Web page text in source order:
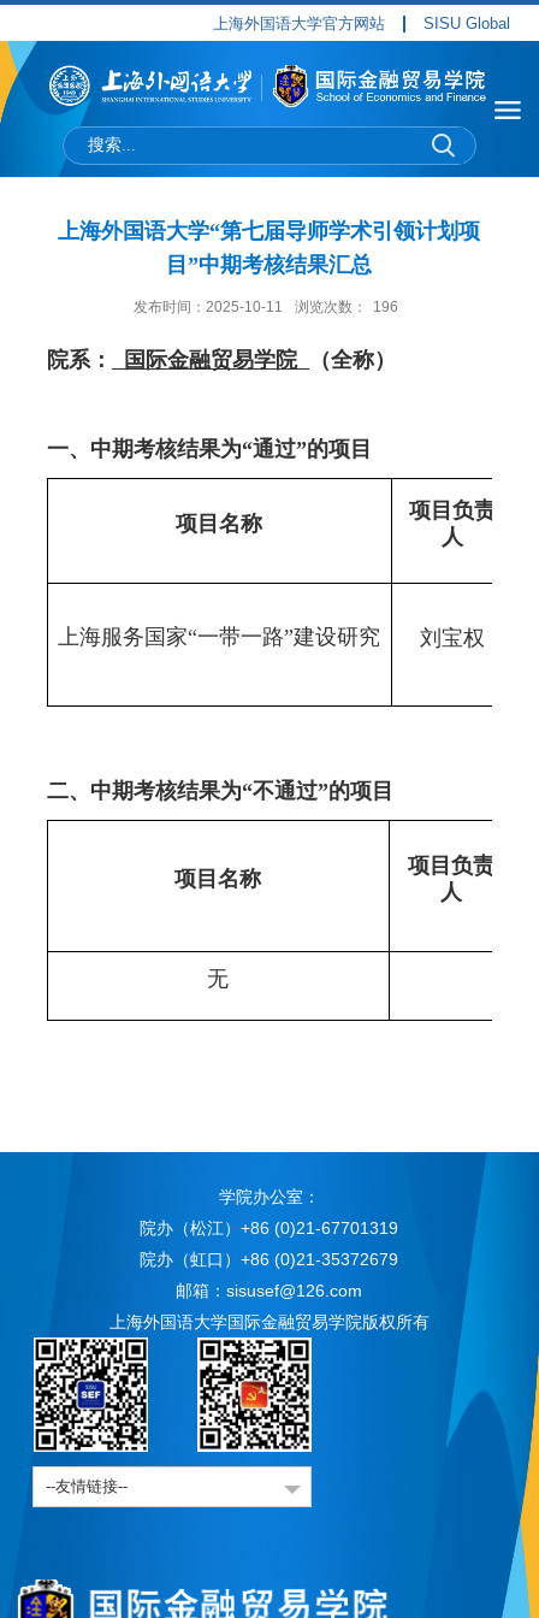
上海外国语大学官方网站 SISU Global
上海外国语大学“第七届导师学术引领计划项
目”中期考核结果汇总
发布时间：2025-10-11 浏览次数： 196
院系： 国际金融贸易学院 （全称）
一、 中期考核结果为“通过”的项目
项目名称
项目负责
人
上海服务国家“一带一路”建设研究 刘宝权
二、 中期考核结果为“不通过”的项目
项目名称
项目 负责
人
无
学院办公室：
院办（松江）+86 (0)21-67701319
院办（虹口）+86 (0)21-35372679
邮箱：sisusef@126.com
上海外国语大学国际金融贸易学院版权所有
--友情链接--